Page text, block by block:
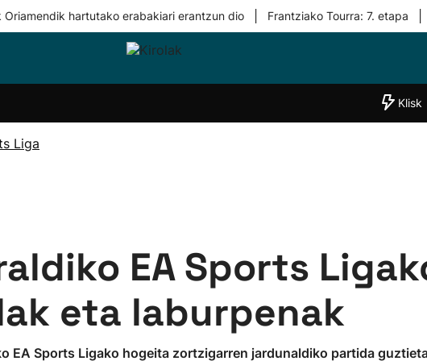
Oriamendik hartutako erabakiari erantzun dio Frantziako Tourra: 7. etapa
Taldeak
"Helmuga"
Klisk
Liga
EA Sports
eta laburpenak
EA Sports Ligako hogeita zortzigarren jardunaldiko partida